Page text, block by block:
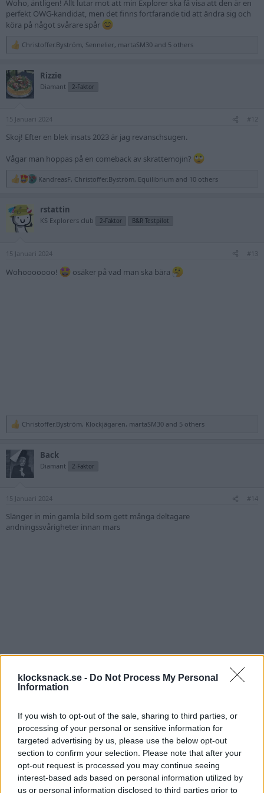
klocksnack.se - Do Not Process My Personal
Information
If you wish to opt-out of the sale, sharing to third parties, or
processing of your personal or sensitive information for
targeted advertising by us, please use the below opt-out
section to confirm your selection. Please note that after your
opt-out request is processed you may continue seeing
interest-based ads based on personal information utilized by
us or personal information disclosed to third parties prior to
Woho, äntligen! Allt lutar mot att min Explorer ska få visa att den är en
perfekt OWG-kandidat, men det finns fortfarande tid att ändra sig och
köra på något svårare spår
R
c
t
i
o
s
Christoffer.Byström, Sennelier, martaSM30 and 5 others
Rizzie
Diamant 2-Faktor
15 Januari 2024 #12
Skoj! Efter en blek insats 2023 är jag revanschsugen.
Vågar man hoppas på en comeback av skrattemojin?
R
c
t
s
KandreasF, Christoffer.Byström, Equilibrium and 10 others
rstattin
KS Explorers club 2-Faktor B&R Testpilot
15 Januari 2024 #13
Wohooooooo! osäker på vad man ska bära
R
t
o
s
Christoffer.Byström, Klockjägaren, martaSM30 and 5 others
Back
Diamant 2-Faktor
15 Januari 2024 #14
Slänger in min gamla bild som gett många deltagare
andningssvårigheter innan mars